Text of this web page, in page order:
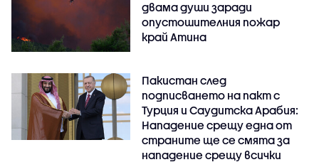
двама души заради
опустошителния пожар
край Атина
Пакистан след
подписването на пакт с
Турция и Саудитска Арабия:
Нападение срещу една от
страните ще се смята за
нападение срещу всички